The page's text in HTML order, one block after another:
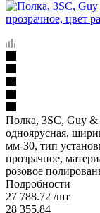
Полка, 3SC, Guy &
одноярусная,
мм-30, тип
прозрачное,
розовое
Подробности
27 788.72 /шт
28 355.84